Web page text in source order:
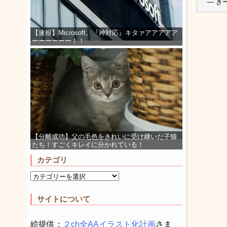
【速報】Microsoft、『神対応』キタァアアアアア
ーーーーーー！！
【分離成功】父の毛色をきれいに受け継いだ子猫
たち！すごくキレイに分かれている！
カテゴリ
サイトについて
絵提供： ２ch全AAイラスト化計画さま
— き